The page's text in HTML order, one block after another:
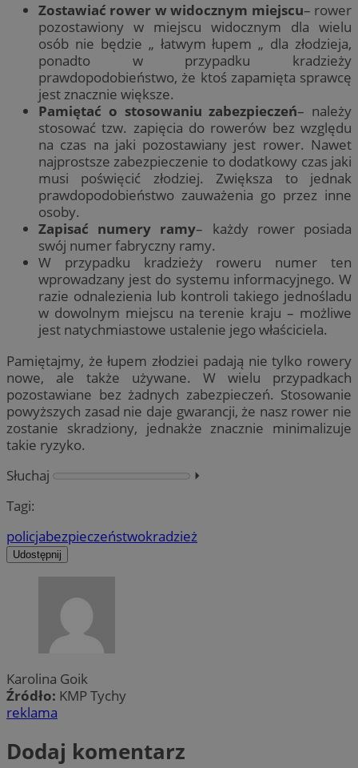
Zostawiać rower w widocznym miejscu– rower
pozostawiony w miejscu widocznym dla wielu
osób nie będzie „ łatwym łupem „ dla złodzieja,
ponadto w przypadku kradzieży
prawdopodobieństwo, że ktoś zapamięta sprawcę
jest znacznie większe.
Pamiętać o stosowaniu zabezpieczeń– należy
stosować tzw. zapięcia do rowerów bez względu
na czas na jaki pozostawiany jest rower. Nawet
najprostsze zabezpieczenie to dodatkowy czas jaki
musi poświęcić złodziej. Zwiększa to jednak
prawdopodobieństwo zauważenia go przez inne
osoby.
Zapisać numery ramy– każdy rower posiada
swój numer fabryczny ramy.
W przypadku kradzieży roweru numer ten
wprowadzany jest do systemu informacyjnego. W
razie odnalezienia lub kontroli takiego jednośladu
w dowolnym miejscu na terenie kraju – możliwe
jest natychmiastowe ustalenie jego właściciela.
Pamiętajmy, że łupem złodziei padają nie tylko rowery
nowe, ale także używane. W wielu przypadkach
pozostawiane bez żadnych zabezpieczeń. Stosowanie
powyższych zasad nie daje gwarancji, że nasz rower nie
zostanie skradziony, jednakże znacznie minimalizuje
takie ryzyko.
Słuchaj
⏵︎
Tagi:
policjabezpieczeństwokradzież
Udostępnij
Karolina Goik
Źródło: KMP Tychy
reklama
Dodaj komentarz